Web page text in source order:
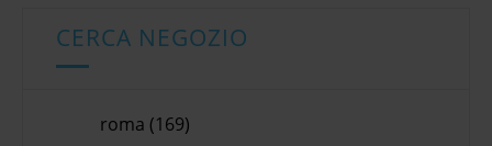
CERCA NEGOZIO
roma (169)